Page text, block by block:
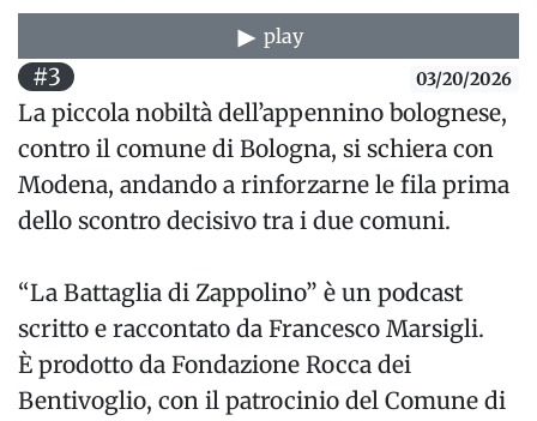
play
#3 03/20/2026
La piccola nobiltà dell’appennino bolognese,
contro il comune di Bologna, si schiera con
Modena, andando a rinforzarne le fila prima
dello scontro decisivo tra i due comuni.
“La Battaglia di Zappolino” è un podcast
scritto e raccontato da Francesco Marsigli.
È prodotto da Fondazione Rocca dei
Bentivoglio, con il patrocinio del Comune di